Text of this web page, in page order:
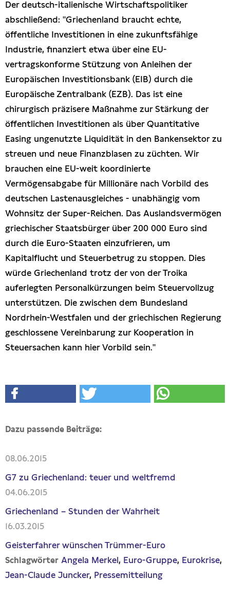
Der deutsch-italienische Wirtschaftspolitiker
abschließend: "Griechenland braucht echte,
öffentliche Investitionen in eine zukunftsfähige
Industrie, finanziert etwa über eine EU-
vertragskonforme Stützung von Anleihen der
Europäischen Investitionsbank (EIB) durch die
Europäische Zentralbank (EZB). Das ist eine
chirurgisch präzisere Maßnahme zur Stärkung der
öffentlichen Investitionen als über Quantitative
Easing ungenutzte Liquidität in den Bankensektor zu
streuen und neue Finanzblasen zu züchten. Wir
brauchen eine EU-weit koordinierte
Vermögensabgabe für Millionäre nach Vorbild des
deutschen Lastenausgleiches - unabhängig vom
Wohnsitz der Super-Reichen. Das Auslandsvermögen
griechischer Staatsbürger über 200 000 Euro sind
durch die Euro-Staaten einzufrieren, um
Kapitalflucht und Steuerbetrug zu stoppen. Dies
würde Griechenland trotz der von der Troika
auferlegten Personalkürzungen beim Steuervollzug
unterstützen. Die zwischen dem Bundesland
Nordrhein-Westfalen und der griechischen Regierung
geschlossene Vereinbarung zur Kooperation in
Steuersachen kann hier Vorbild sein."
Dazu passende Beiträge:
08.06.2015
G7 zu Griechenland: teuer und weltfremd
04.06.2015
Griechenland – Stunden der Wahrheit
16.03.2015
Geisterfahrer wünschen Trümmer-Euro
Schlagwörter Angela Merkel Euro-Gruppe Eurokrise
Jean-Claude Juncker Pressemitteilung